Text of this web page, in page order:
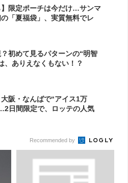
】限定ポーチは今だけ…サンマ
「夏福袋」、実質無料でレ
初めて見るパターンの“明智
、ありえなくもない！？
大阪・なんばで“アイス1万
日間限定で、ロッテの人気
Recommended by